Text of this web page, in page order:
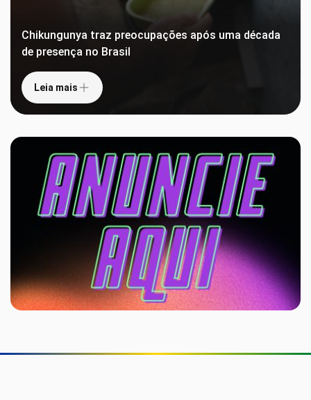
Chikungunya traz preocupações após uma década
de presença no Brasil
Leia mais